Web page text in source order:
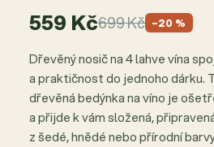
559 Kč699 Kč −20 %
Dřevěný nosič na 4 lahve vína
a praktičnost do jednoho dárku.
dřevěná bedýnka na víno je
a přijde k vám složená,
z šedé, hnědé nebo přírodní